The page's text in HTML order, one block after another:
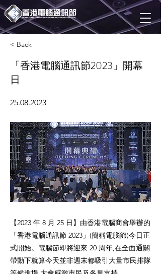
< Back
「香港電腦通訊節2023」開幕
日
25.08.2023
【2023 年 8 月 25 日】由香港電腦商會舉辦的
「香港電腦通訊節 2023」(簡稱電腦節)今日正
式開始。電腦節即將迎來 20 周年,在全面通關
帶動下就算今天並非週末都吸引大量市民排隊